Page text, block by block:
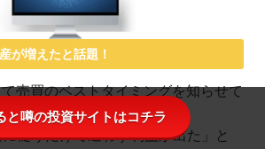
が増えたと話題！
売買のベストタイミングを知らせて
従うだけで迷わず利益が出た」と
と噂の投資サイトはコチラ